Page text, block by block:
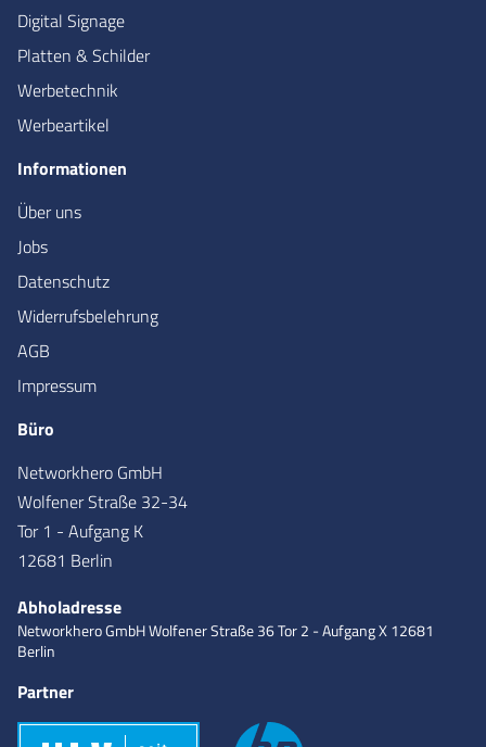
Digital Signage
Platten & Schilder
Werbetechnik
Werbeartikel
Informationen
Über uns
Jobs
Datenschutz
Widerrufsbelehrung
AGB
Impressum
Büro
Networkhero GmbH
Wolfener Straße 32-34
Tor 1 - Aufgang K
12681 Berlin
Abholadresse
Networkhero GmbHWolfener Straße 36Tor 2 - Aufgang X12681
Berlin
Partner